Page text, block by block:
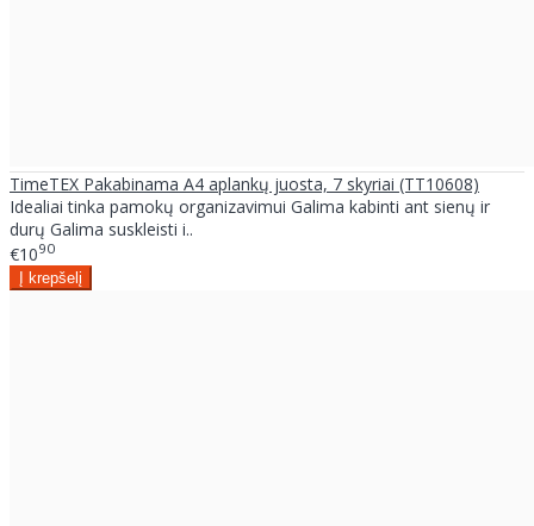
TimeTEX Pakabinama A4 aplankų juosta, 7 skyriai (TT10608)
Idealiai tinka pamokų organizavimui Galima kabinti ant sienų ir
durų Galima suskleisti i..
€1090